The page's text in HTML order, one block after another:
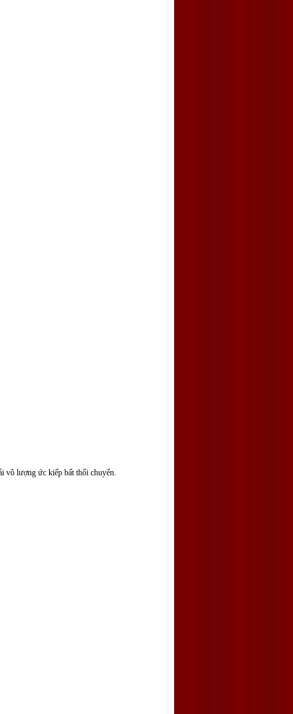
vô lượng ức kiếp bất thối chuyển.